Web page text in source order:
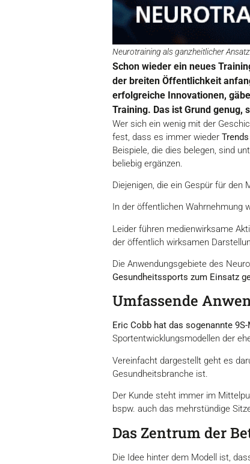
Neurotraining als ganzheitlicher
Schon wieder ein neues
der breiten Öffentlichkeit
erfolgreiche Innovationen,
Training. Das ist Grund genug,
Wer sich ein wenig mit der
fest, dass es immer wieder
Beispiele, die dies belegen, sind
beliebig ergänzen.
Diejenigen, die ein Gespür für den
In der öffentlichen Wahrnehmung
Leider führen medienwirksame
der öffentlich wirksamen
Die Anwendungsgebiete des
Gesundheitssports zum Einsatz
Umfassende
Eric Cobb hat das sogenannte
Sportentwicklungsmodellen der
Vereinfacht dargestellt geht es
Gesundheitsbranche ist.
Der Kunde steht immer im
bspw. auch das mehrstündige
Das Zentrum der
Die Idee hinter dem Modell ist,